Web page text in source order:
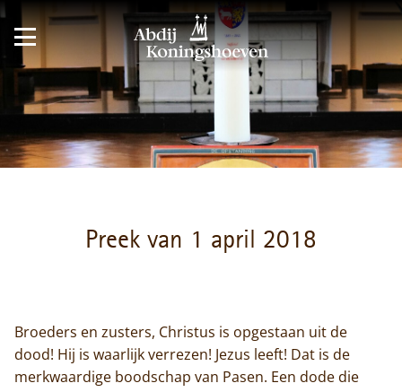
Preek van 1 april 2018
Broeders en zusters, Christus is opgestaan uit de
dood! Hij is waarlijk verrezen! Jezus leeft! Dat is de
merkwaardige boodschap van Pasen. Een dode die